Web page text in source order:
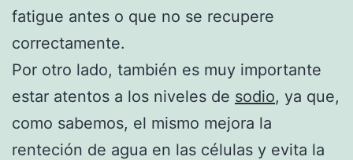
fatigue antes o que no se recupere
correctamente.
Por otro lado, también es muy importante
estar atentos a los niveles de sodio, ya que,
como sabemos, el mismo mejora la
renteción de agua en las células y evita la